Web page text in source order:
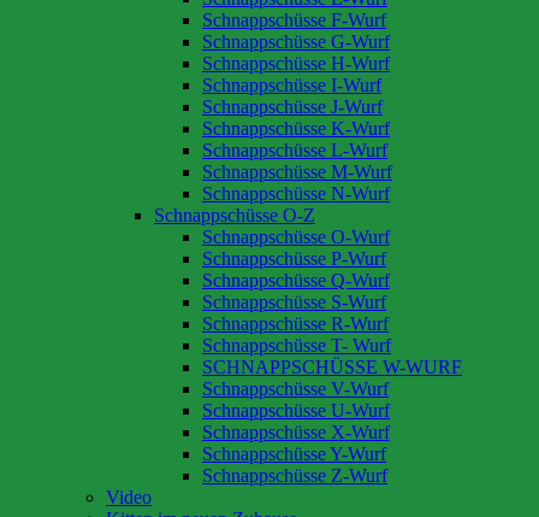
Schnappschüsse F-Wurf
Schnappschüsse G-Wurf
Schnappschüsse H-Wurf
Schnappschüsse I-Wurf
Schnappschüsse J-Wurf
Schnappschüsse K-Wurf
Schnappschüsse L-Wurf
Schnappschüsse M-Wurf
Schnappschüsse N-Wurf
Schnappschüsse O-Z
Schnappschüsse O-Wurf
Schnappschüsse P-Wurf
Schnappschüsse Q-Wurf
Schnappschüsse S-Wurf
Schnappschüsse R-Wurf
Schnappschüsse T- Wurf
SCHNAPPSCHÜSSE W-WURF
Schnappschüsse V-Wurf
Schnappschüsse U-Wurf
Schnappschüsse X-Wurf
Schnappschüsse Y-Wurf
Schnappschüsse Z-Wurf
Video